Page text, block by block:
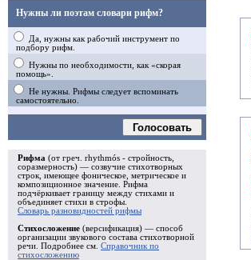
Нужны ли поэтам словари рифм?
Да, нужны как рабочий инструмент по
подбору рифм.
Нужны по необходимости, как «скорая
помощь».
Не нужны. Рифмы следует вспоминать
самостоятельно.
Голосовать
Рифма (от греч. rhythmós - стройность,
соразмерность) — созвучие стихотворных
строк, имеющее фоническое, метрическое и
композиционное значение. Рифма
подчёркивает границу между стихами и
объединяет стихи в строфы
Словарь разновидностей рифмы
Стихосложение (версификация) — способ
организации звукового состава стихотворной
речи. Подробнее см. Справочник по
стихосложению